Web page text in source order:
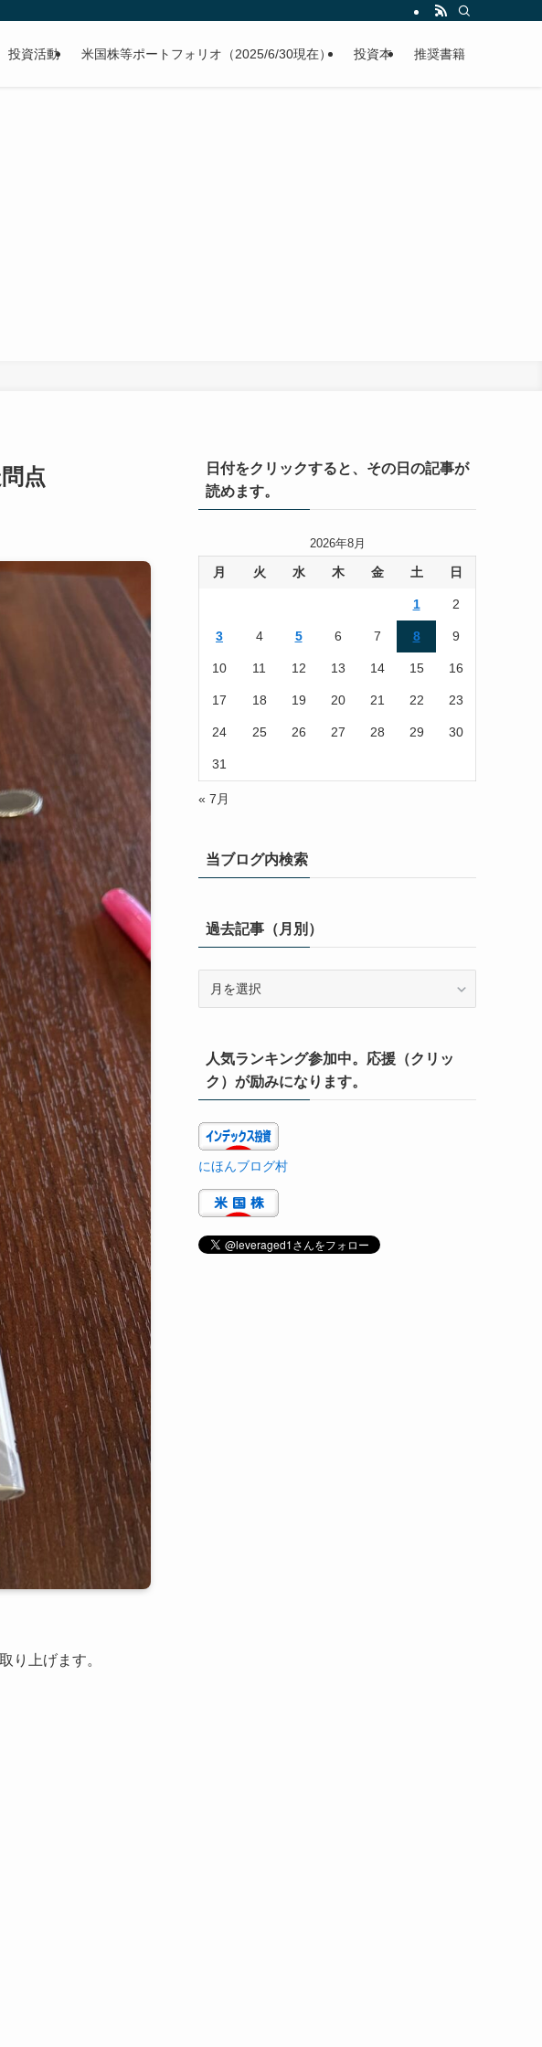
投資活動 米国株等ポートフォリオ（2025/6/30現在） 投資本 推奨書籍
点
り上げます。
日付をクリックすると、その日の記事が
読めます。
2026年8月
月 火 水 木 金 土 日
1 2
3 4 5 6 7 8 9
10 11 12 13 14 15 16
17 18 19 20 21 22 23
24 25 26 27 28 29 30
31
« 7月
当ブログ内検索
過去記事（月別）
（月
別）
人気ランキング参加中。応援（クリッ
ク）が励みになります。
にほんブログ村